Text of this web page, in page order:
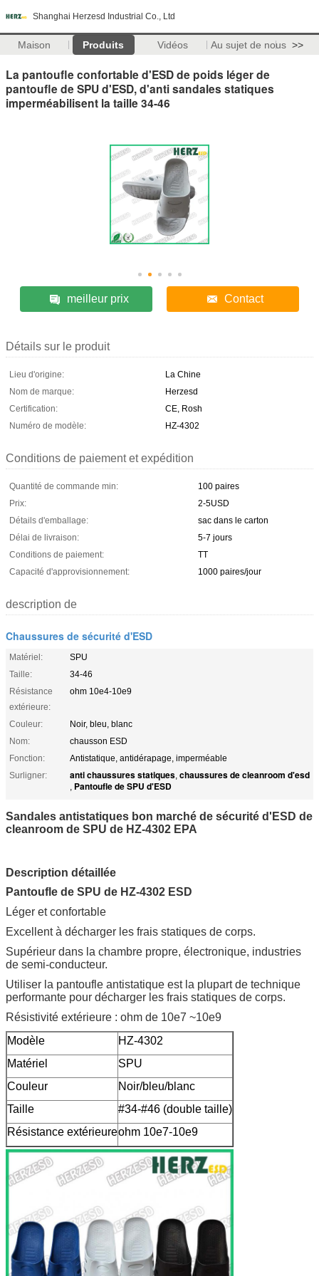
Shanghai Herzesd Industrial Co., Ltd
Maison Produits Vidéos Au sujet de nous >>
La pantoufle confortable d'ESD de poids léger de
pantoufle de SPU d'ESD, d'anti sandales statiques
imperméabilisent la taille 34-46
meilleur prix Contact
Détails sur le produit
Lieu d'origine:
La Chine
Nom de marque:
Herzesd
Certification:
CE, Rosh
Numéro de modèle:
HZ-4302
Conditions de paiement et expédition
Quantité de commande min:
100 paires
Prix:
2-5USD
Détails d'emballage:
sac dans le carton
Délai de livraison:
5-7 jours
Conditions de paiement:
TT
Capacité d'approvisionnement:
1000 paires/jour
description de
Chaussures de sécurité d'ESD
Matériel:
SPU
Taille:
34-46
Résistance
extérieure:
ohm 10e4-10e9
Couleur:
Noir, bleu, blanc
Nom:
chausson ESD
Fonction:
Antistatique, antidérapage, imperméable
Surligner:
anti chaussures statiques, chaussures de cleanroom d'esd
, Pantoufle de SPU d'ESD
Sandales antistatiques bon marché de sécurité d'ESD de
cleanroom de SPU de HZ-4302 EPA
Description détaillée
Pantoufle de SPU de HZ-4302 ESD
Léger et confortable
Excellent à décharger les frais statiques de corps.
Supérieur dans la chambre propre, électronique, industries
de semi-conducteur.
Utiliser la pantoufle antistatique est la plupart de technique
performante pour décharger les frais statiques de corps.
Résistivité extérieure : ohm de 10e7 ~10e9
Modèle
HZ-4302
Matériel
SPU
Couleur
Noir/bleu/blanc
Taille
#34-#46 (double taille)
Résistance extérieureohm 10e7-10e9